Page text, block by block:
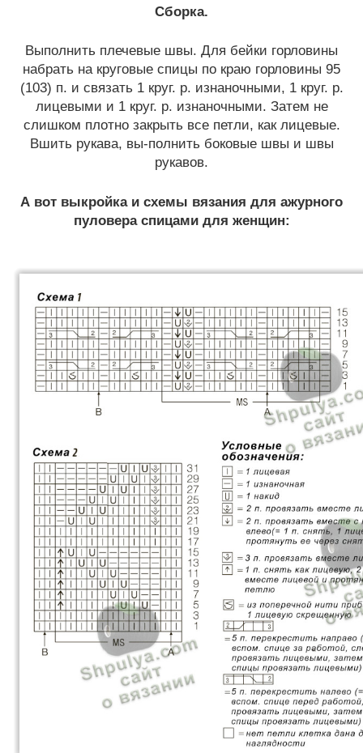
Сборка.
Выполнить плечевые швы. Для бейки горловины
набрать на круговые спицы по краю горловины 95
(103) п. и связать 1 круг. р. изнаночными, 1 круг. р.
лицевыми и 1 круг. р. изнаночными. Затем не
слишком плотно закрыть все петли, как лицевые.
Вшить рукава, вы-полнить боковые швы и швы
рукавов.
А вот выкройка и схемы вязания для ажурного
пуловера спицами для женщин: